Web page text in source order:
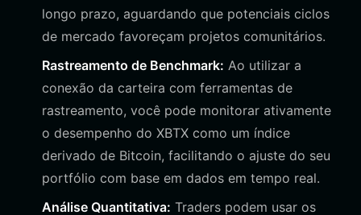
longo prazo, aguardando que potenciais ciclos
de mercado favoreçam projetos comunitários.
Rastreamento de Benchmark: Ao utilizar a
conexão da carteira com ferramentas de
rastreamento, você pode monitorar ativamente
o desempenho do XBTX como um índice
derivado de Bitcoin, facilitando o ajuste do seu
portfólio com base em dados em tempo real.
Análise Quantitativa: Traders podem usar os